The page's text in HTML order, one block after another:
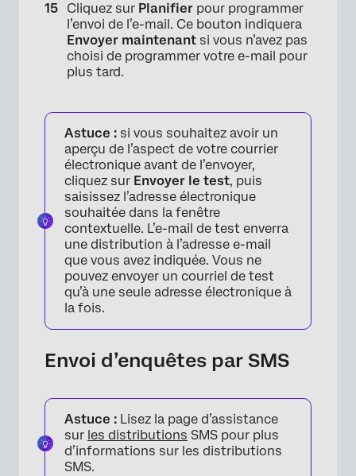
×
Cliquez sur Planifier pour programmer
l’envoi de l’e-mail. Ce bouton indiquera
Envoyer maintenant si vous n’avez pas
choisi de programmer votre e-mail pour
plus tard.
Astuce : si vous souhaitez avoir un
aperçu de l’aspect de votre courrier
électronique avant de l’envoyer,
cliquez sur Envoyer le test, puis
saisissez l’adresse électronique
souhaitée dans la fenêtre
contextuelle. L’e-mail de test enverra
une distribution à l’adresse e-mail
que vous avez indiquée. Vous ne
pouvez envoyer un courriel de test
qu’à une seule adresse électronique à
la fois.
Envoi d’enquêtes par SMS
Astuce : Lisez la page d’assistance
sur les distributions SMS pour plus
d’informations sur les distributions
SMS.